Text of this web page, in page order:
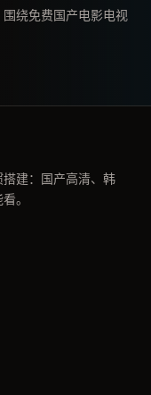
绕免费国产电影电视
建：国产高清、韩
。